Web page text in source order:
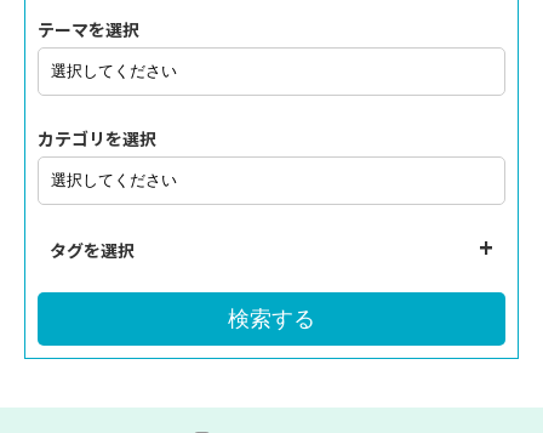
テーマを選択
カテゴリを選択
タグを選択
検索する